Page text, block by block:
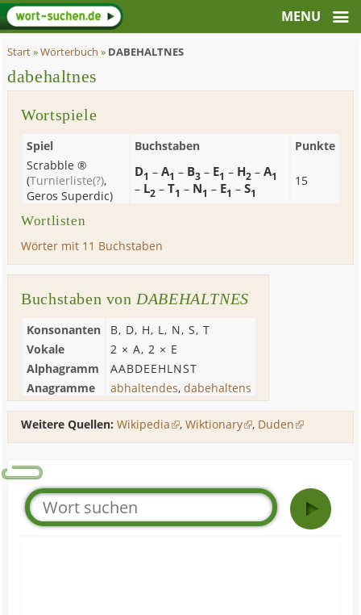
Start»Wörterbuch » DABEHALTNES
dabehaltnes
Wortspiele
Spiel Buchstaben
Punkte
Scrabble ®
(Turnierliste(?),
Geros Superdic)
D1 –A1 – B3 – E1 – H2 –A1
– L2 –T1 – N1 – E1 –S1
15
Wortlisten
Wörter mit 11 Buchstaben
Buchstaben von DABEHALTNES
Konsonanten B, D, H, L, N,S,T
Vokale
2 ×A, 2 × E
Alphagramm
AABDEEHLNST
Anagramme
abhaltendes,dabehaltens
Weitere Quellen: Wikipedia ,Wiktionary , Duden